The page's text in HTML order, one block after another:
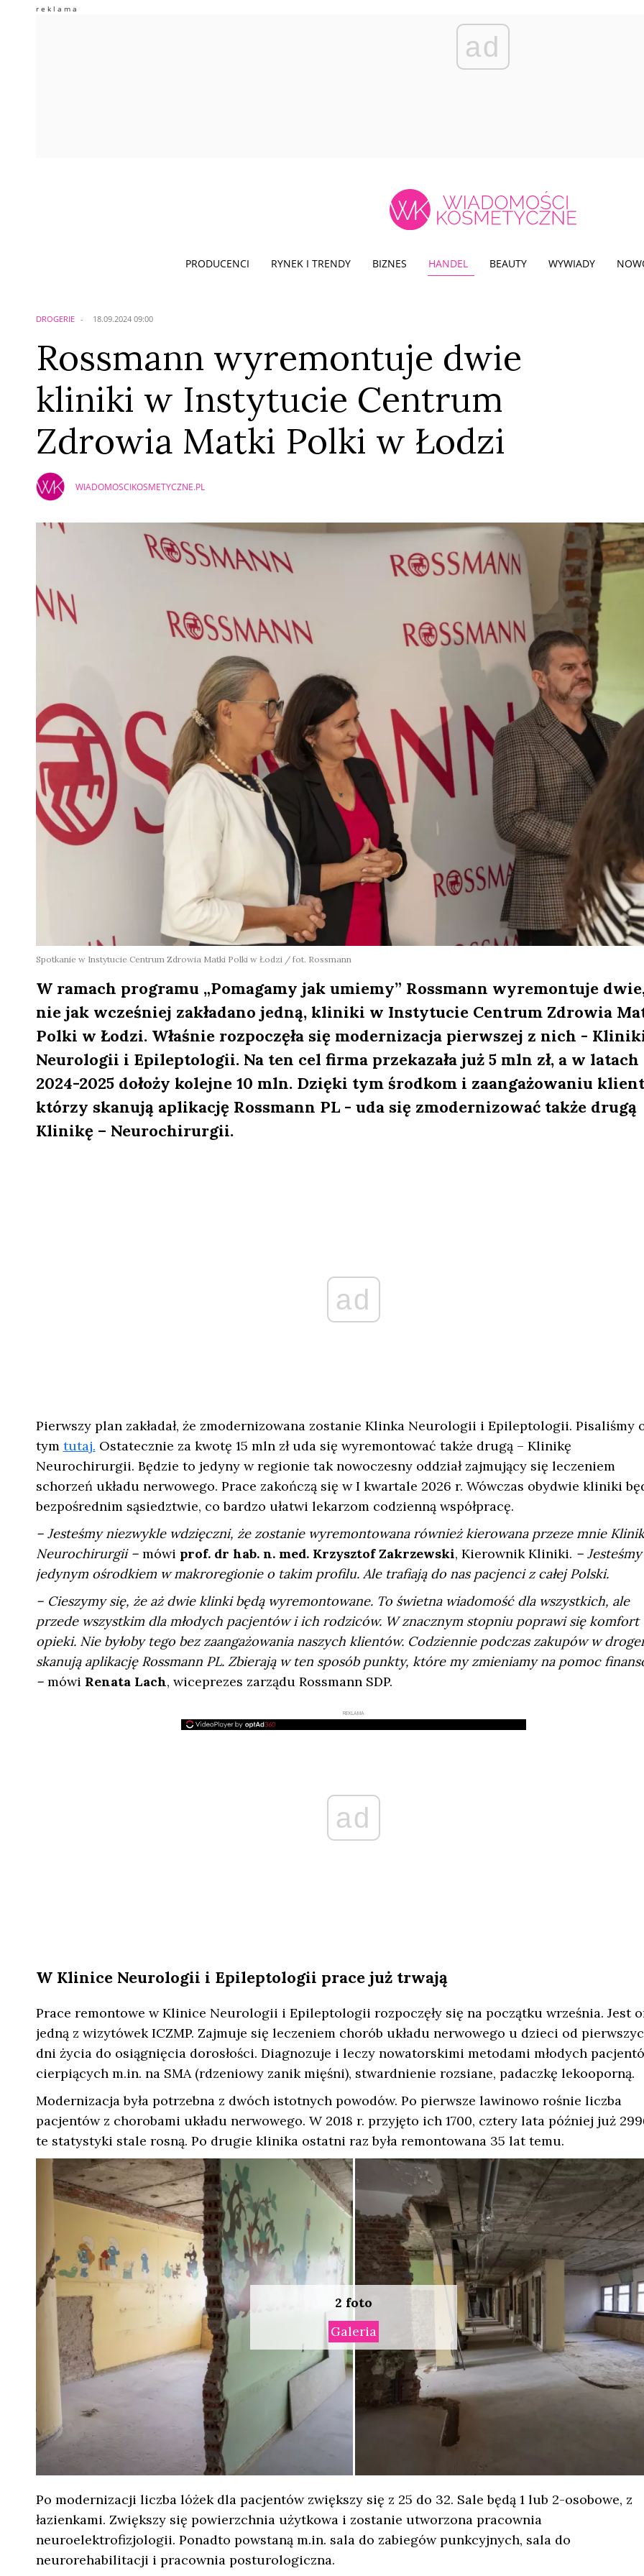
ad
PRODUCENCI RYNEK I TRENDY BIZNES HANDEL BEAUTY WYWIADY
DROGERIE 18.09.2024 09:00
Rossmann wyremontuje dwie
kliniki w Instytucie Centrum
Zdrowia Matki Polki w Łodzi
WIADOMOSCIKOSMETYCZNE.PL
Spotkanie w Instytucie Centrum Zdrowia Matki Polki w Łodzi / fot. Rossmann
W ramach programu „Pomagamy jak umiemy” Rossmann wyremontuje
nie jak wcześniej zakładano jedną, kliniki w Instytucie Centrum Zdrowia
Polki w Łodzi. Właśnie rozpoczęła się modernizacja pierwszej z nich -
Neurologii i Epileptologii. Na ten cel firma przekazała już 5 mln zł, a w latach
2024-2025 dołoży kolejne 10 mln. Dzięki tym środkom i zaangażowaniu
którzy skanują aplikację Rossmann PL - uda się zmodernizować także drugą
Klinikę – Neurochirurgii.
ad
Pierwszy plan zakładał, że zmodernizowana zostanie Klinka Neurologii i Epileptologii. Pisaliśmy
tym tutaj. Ostatecznie za kwotę 15 mln zł uda się wyremontować także drugą – Klinikę
Neurochirurgii. Będzie to jedyny w regionie tak nowoczesny oddział zajmujący się leczeniem
schorzeń układu nerwowego. Prace zakończą się w I kwartale 2026 r. Wówczas obydwie kliniki
bezpośrednim sąsiedztwie, co bardzo ułatwi lekarzom codzienną współpracę.
– Jesteśmy niezwykle wdzięczni, że zostanie wyremontowana również kierowana przeze mnie
Neurochirurgii –mówi prof. dr hab. n. med. Krzysztof Zakrzewski, Kierownik Kliniki. – Jesteśmy
jedynym ośrodkiem w makroregionie o takim profilu. Ale trafiają do nas pacjenci z całej Polski.
– Cieszymy się, że aż dwie klinki będą wyremontowane. To świetna wiadomość dla wszystkich, ale
przede wszystkim dla młodych pacjentów i ich rodziców. W znacznym stopniu poprawi się komfort
opieki. Nie byłoby tego bez zaangażowania naszych klientów. Codziennie podczas zakupów w
skanują aplikację Rossmann PL. Zbierają w ten sposób punkty, które my zmieniamy na pomoc
–mówi Renata Lach, wiceprezes zarządu Rossmann SDP.
REKLAMA
ad
W Klinice Neurologii i Epileptologii prace już trwają
Prace remontowe w Klinice Neurologii i Epileptologii rozpoczęły się na początku września. Jest
jedną z wizytówek ICZMP. Zajmuje się leczeniem chorób układu nerwowego u dzieci od
dni życia do osiągnięcia dorosłości. Diagnozuje i leczy nowatorskimi metodami młodych
cierpiących m.in. na SMA (rdzeniowy zanik mięśni), stwardnienie rozsiane, padaczkę lekooporną.
Modernizacja była potrzebna z dwóch istotnych powodów. Po pierwsze lawinowo rośnie liczba
pacjentów z chorobami układu nerwowego. W 2018 r. przyjęto ich 1700, cztery lata później już
te statystyki stale rosną. Po drugie klinika ostatni raz była remontowana 35 lat temu.
Po modernizacji liczba lóżek dla pacjentów zwiększy się z 25 do 32. Sale będą 1 lub 2-osobowe, z
łazienkami. Zwiększy się powierzchnia użytkowa i zostanie utworzona pracownia
neuroelektrofizjologii. Ponadto powstaną m.in. sala do zabiegów punkcyjnych, sala do
neurorehabilitacji i pracownia posturologiczna.